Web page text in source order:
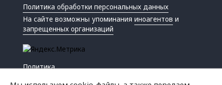
Политика обработки персональных данных
На сайте возможны упоминанияиноагентов и
запрещенных организаций
Политика